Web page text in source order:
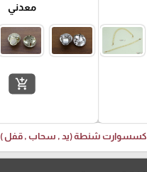
معدني
add_shopping_cart
شنطة (يد , سحاب , قفل )